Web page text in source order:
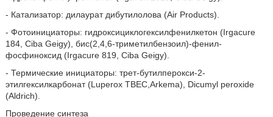
- Катализатор: дилаурат дибутилолова (Air Products).
- Фотоинициаторы: гидроксициклогексилфенилкетон (Irgacure
184, Ciba Geigy), бис(2,4,6-триметилбензоил)-фенил-
фосфиноксид (Irgacure 819, Ciba Geigy).
- Термические инициаторы: трет-бутилперокси-2-
этилгексилкарбонат (Luperox TBEC,Arkema), Dicumyl peroxide
(Aldrich).
Проведение синтеза